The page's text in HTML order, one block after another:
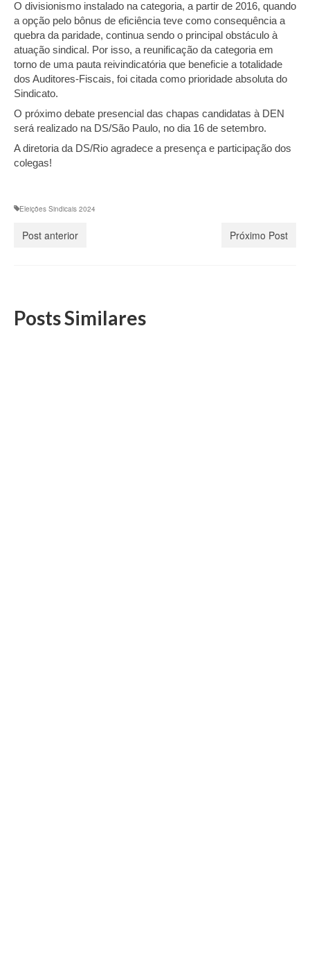
O divisionismo instalado na categoria, a partir de 2016, quando
a opção pelo bônus de eficiência teve como consequência a
quebra da paridade, continua sendo o principal obstáculo à
atuação sindical. Por isso, a reunificação da categoria em
torno de uma pauta reivindicatória que beneficie a totalidade
dos Auditores-Fiscais, foi citada como prioridade absoluta do
Sindicato.
O próximo debate presencial das chapas candidatas à DEN
será realizado na DS/São Paulo, no dia 16 de setembro.
A diretoria da DS/Rio agradece a presença e participação dos
colegas!
Eleições Sindicais 2024
Post anterior Próximo Post
Posts Similares